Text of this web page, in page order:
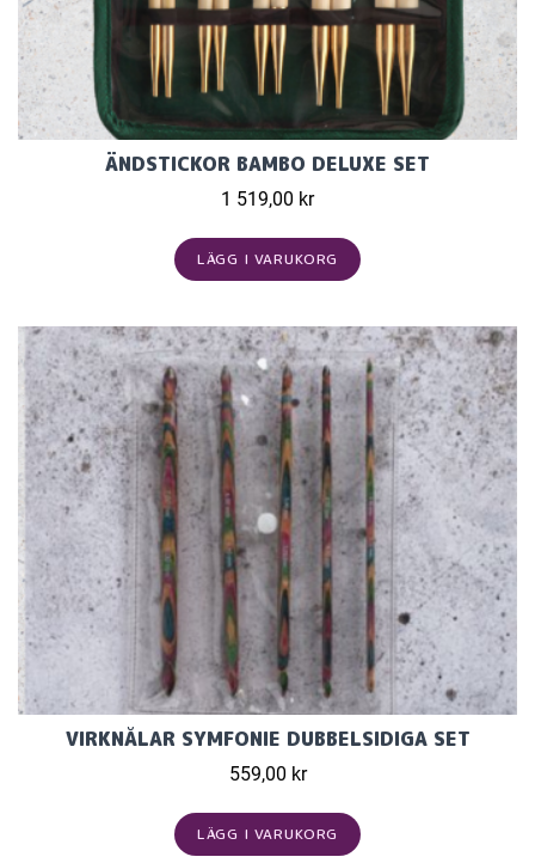
ÄNDSTICKOR BAMBO DELUXE SET
1 519,00 kr
LÄGG I VARUKORG
VIRKNÅLAR SYMFONIE DUBBELSIDIGA SET
559,00 kr
LÄGG I VARUKORG